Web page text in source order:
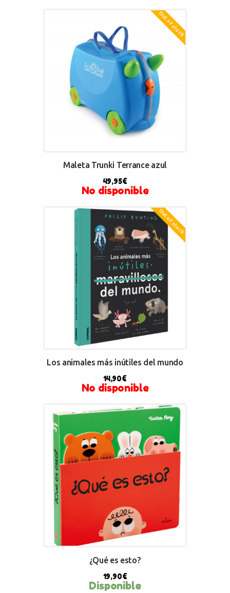
Out of stock
Maleta Trunki Terrance azul
49,95€
No disponible
Out of stock
Los animales más inútiles del mundo
14,90€
No disponible
¿Qué es esto?
19,90€
Disponible